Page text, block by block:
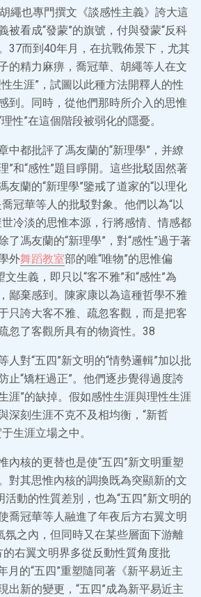
繩也專門撰文《談感性主義》誇大這
被看成“發蒙”的旗號，付與發蒙“反科
37而到40年月，在抗戰佈景下，尤其
的精力麻痹，喬冠華、胡繩等人在文
生涯”，試圖以此種方法開釋人的性
到。同時，從他們那時所介入的思惟
性”在這個階段被弱化的隱憂。
中都批評了馮友蘭的“新理學”，并繚
”和“感性”題目睜開。這些批駁固然著
友蘭的“新理學”鑒戒了道家的“以理化
冠華等人的批駁對象。他們以為“以
冷淡的思惟本源，行將感情、情感都
了馮友蘭的“新理學”，對“感性”過于著
外舞蹈教室部的唯“唯物”的思惟偏
文生義，即只以“客不雅”和“感性”為
鄙棄感到。陳家康以為這種哲學不雅
只誇大客不雅、疏忽客觀，而是把客
忽了客觀所具有的物資性。38
人對“五四”新文明的“情勢邏輯”加以批
止“矯枉過正”。他們逐步覺得過度誇
涯”的缺掉。假如感性生涯與理性生涯
深刻生涯不克不及相均衡，“新哲
生涯立場之中。
內核的更替也是使“五四”新文明重塑
對其思惟內核的調換既為突顯新的文
活動的性質差別，也為“五四”新文明的
喬冠華等人融進了年夜后方右翼文明
氛之內，但同時又在某些層面下游離
右翼文明界多從反動性質角度批
月的“五四”重塑隨同著《新平易近主
出新的變更，“五四”成為新平易近主